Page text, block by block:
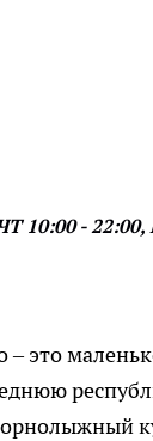
10:00 - 22:00,
– это